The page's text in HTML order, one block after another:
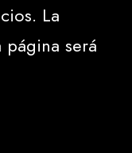
La
será